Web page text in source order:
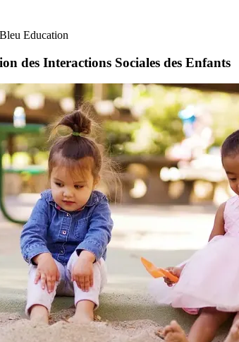
Education
des Interactions Sociales des Enfants